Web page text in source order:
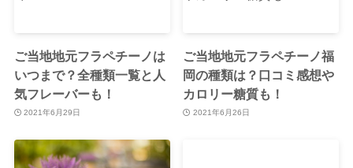
ご当地地元フラペチーノは
いつまで？全種類一覧と人
気フレーバーも！
2021年6月29日
ご当地地元フラペチーノ福
岡の種類は？口コミ感想や
カロリー糖質も！
2021年6月26日